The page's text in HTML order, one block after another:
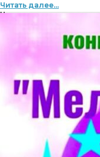
Читать далее...